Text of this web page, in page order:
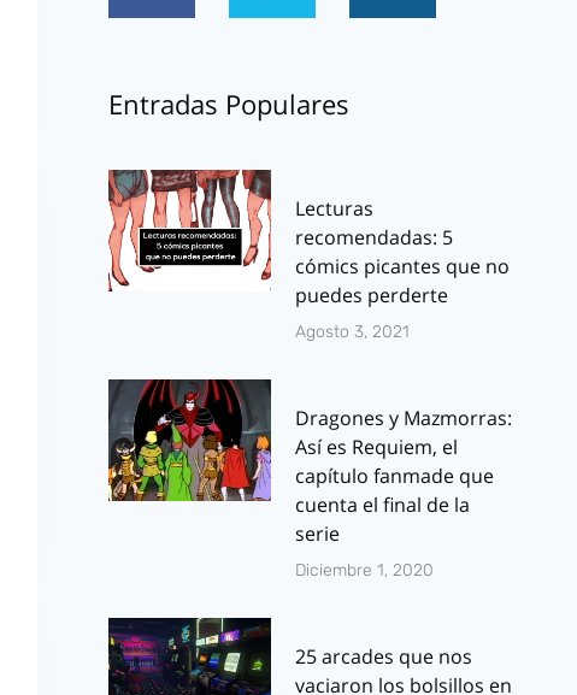
Entradas Populares
Lecturas
recomendadas: 5
cómics picantes que no
puedes perderte
Agosto 3, 2021
Dragones y Mazmorras:
Así es Requiem, el
capítulo fanmade que
cuenta el final de la
serie
Diciembre 1, 2020
25 arcades que nos
vaciaron los bolsillos en